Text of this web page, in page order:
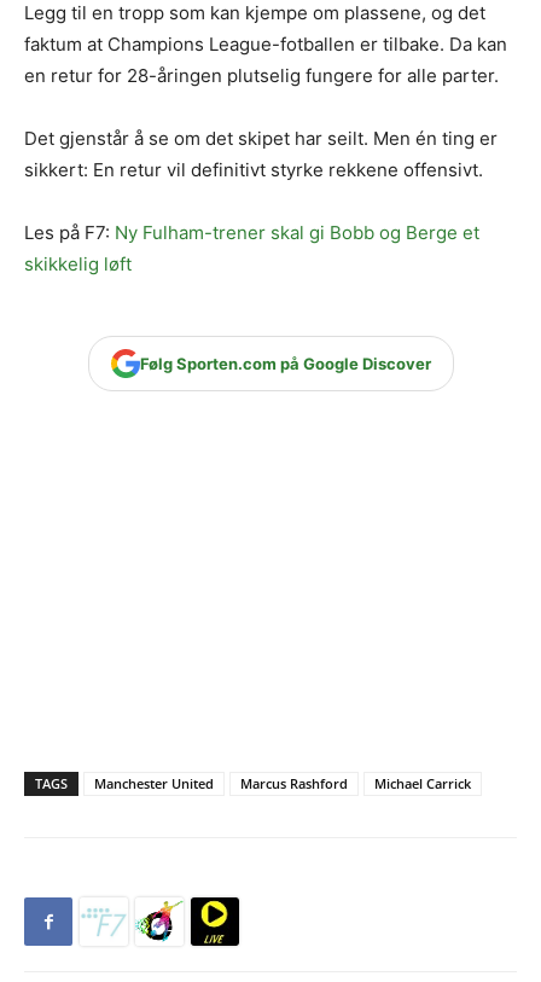
Legg til en tropp som kan kjempe om plassene, og det
faktum at Champions League-fotballen er tilbake. Da kan
en retur for 28-åringen plutselig fungere for alle parter.
Det gjenstår å se om det skipet har seilt. Men én ting er
sikkert: En retur vil definitivt styrke rekkene offensivt.
Les på F7: Ny Fulham-trener skal gi Bobb og Berge et
skikkelig løft
Følg Sporten.com på Google Discover
TAGS Manchester United Marcus Rashford Michael Carrick